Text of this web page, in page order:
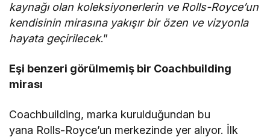
kaynağı olan koleksiyonerlerin ve Rolls-Royce’un
kendisinin mirasına yakışır bir özen ve vizyonla
hayata geçirilecek.”
Eşi benzeri görülmemiş bir Coachbuilding
mirası
Coachbuilding, marka kurulduğundan bu
yana Rolls-Royce’un merkezinde yer alıyor. İlk